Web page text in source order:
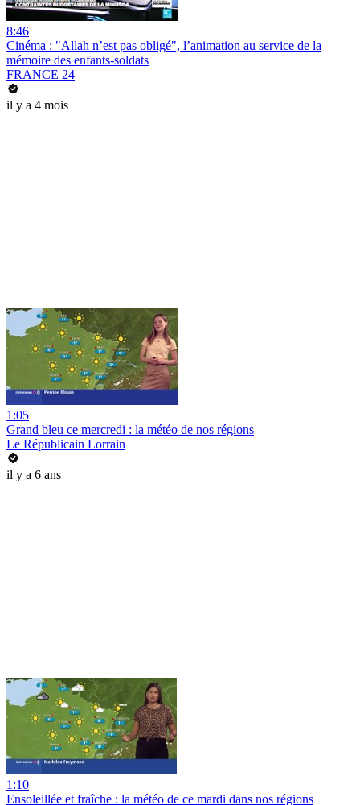
8:46
Cinéma : "Allah n’est pas obligé", l’animation au service de la
mémoire des enfants-soldats
FRANCE 24
il y a 4 mois
1:05
Grand bleu ce mercredi : la météo de nos régions
Le Républicain Lorrain
il y a 6 ans
1:10
Ensoleillée et fraîche : la météo de ce mardi dans nos régions